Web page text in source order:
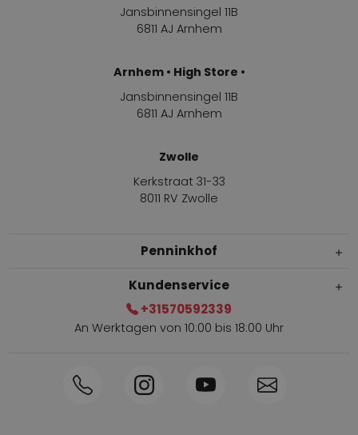
Jansbinnensingel 11B
6811 AJ Arnhem
Arnhem • High Store •
Jansbinnensingel 11B
6811 AJ Arnhem
Zwolle
Kerkstraat 31-33
8011 RV Zwolle
Penninkhof
Kundenservice
+31570592339
An Werktagen von 10:00 bis 18:00 Uhr